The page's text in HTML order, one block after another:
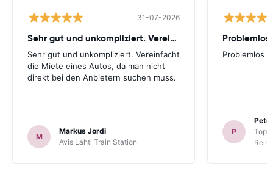
31-07-2026
Sehr gut und unkompliziert. Vereinfacht
Sehr gut und unkompliziert. Vereinfacht
die Miete eines Autos, da man nicht
direkt bei den Anbietern suchen muss.
M
Markus Jordi
Avis Lahti Train Station
Problemlos
Problemlos
P